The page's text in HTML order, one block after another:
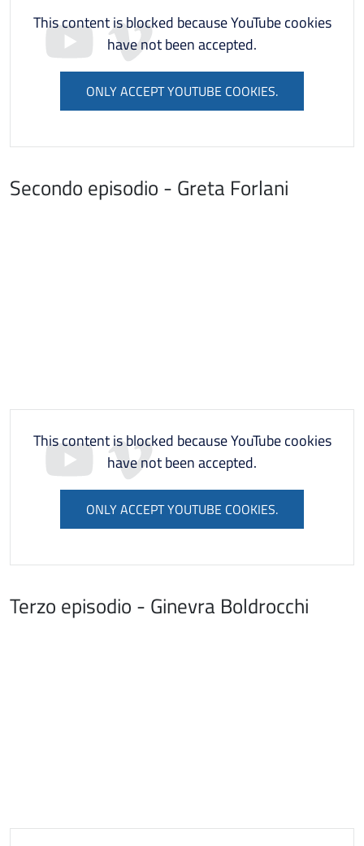
This content is blocked because YouTube cookies
have not been accepted.
ONLY ACCEPT YOUTUBE COOKIES.
Secondo episodio - Greta Forlani
This content is blocked because YouTube cookies
have not been accepted.
ONLY ACCEPT YOUTUBE COOKIES.
Terzo episodio - Ginevra Boldrocchi